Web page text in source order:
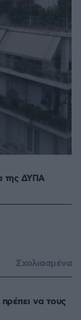
της ΔΥΠΑ
Σχολιασμένα
να τους